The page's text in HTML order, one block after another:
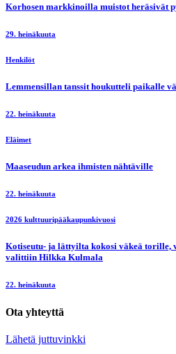
Korhosen markkinoilla muistot heräsivät
29. heinäkuuta
Henkilöt
Lemmensillan tanssit houkutteli paikalle
22. heinäkuuta
Eläimet
Maaseudun arkea ihmisten nähtäville
22. heinäkuuta
2026 kulttuuripääkaupunkivuosi
Kotiseutu- ja lättyilta kokosi väkeä torille,
valittiin Hilkka Kulmala
22. heinäkuuta
Ota yhteyttä
Lähetä juttuvinkki